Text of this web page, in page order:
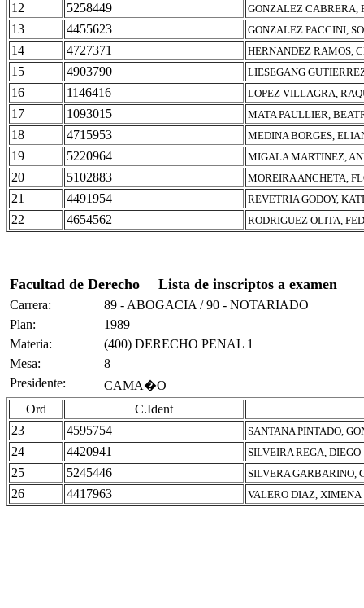
12 5258449 GONZALEZ CABRERA,
13 4455623 GONZALEZ PACCINI,
14 4727371 HERNANDEZ RAMOS,
15 4903790 LIESEGANG
16 1146416 LOPEZ VILLAGRA,
17 1093015 MATA PAULLIER,
18 4715953 MEDINA BORGES,
19 5220964 MIGALA MARTINEZ,
20 5102883 MOREIRA ANCHETA,
21 4491954 REVETRIA GODOY,
22 4654562 RODRIGUEZ OLITA,
Facultad de Derecho Lista de inscriptos a examen
Carrera:
89 - ABOGACIA / 90 - NOTARIADO
Plan:
1989
Materia:
(400) DERECHO PENAL 1
Mesa:
8
Presidente:
CAMA�O
Ord
C.Ident
23
4595754 SANTANA PINTADO,
24 4420941 SILVEIRA REGA, DIEGO
25 5245446 SILVERA GARBARINO,
26 4417963 VALERO DIAZ, XIMENA